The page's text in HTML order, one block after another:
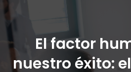
El factor
nuestro éxito: